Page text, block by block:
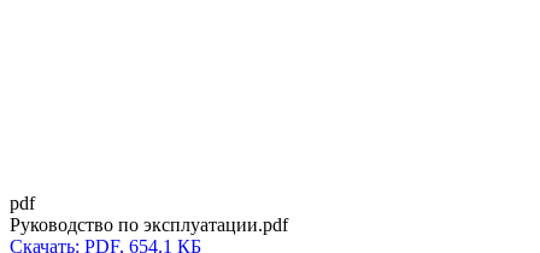
pdf
Руководство по эксплуатации.pdf
Скачать: PDF, 654.1 КБ